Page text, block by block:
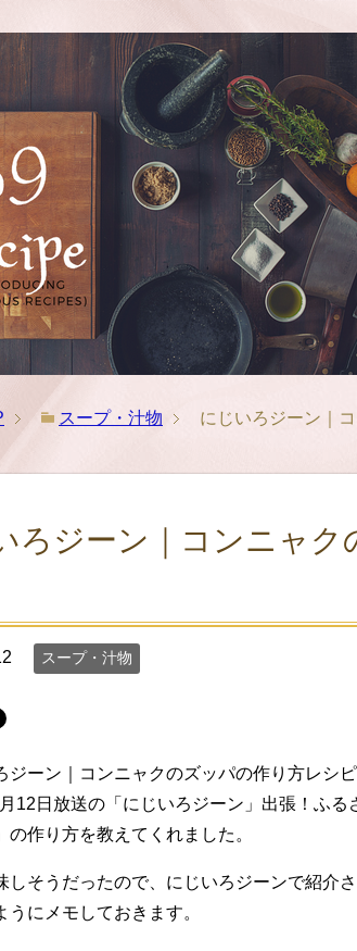
スープ・汁物 にじいろジーン｜
ろジーン｜コンニャク
スープ・汁物
ジーン｜コンニャクのズッパの作り方レシピ
12日放送の「にじいろジーン」出張！ふ
の作り方を教えてくれました。
しそうだったので、にじいろジーンで紹介
うにメモしておきます。